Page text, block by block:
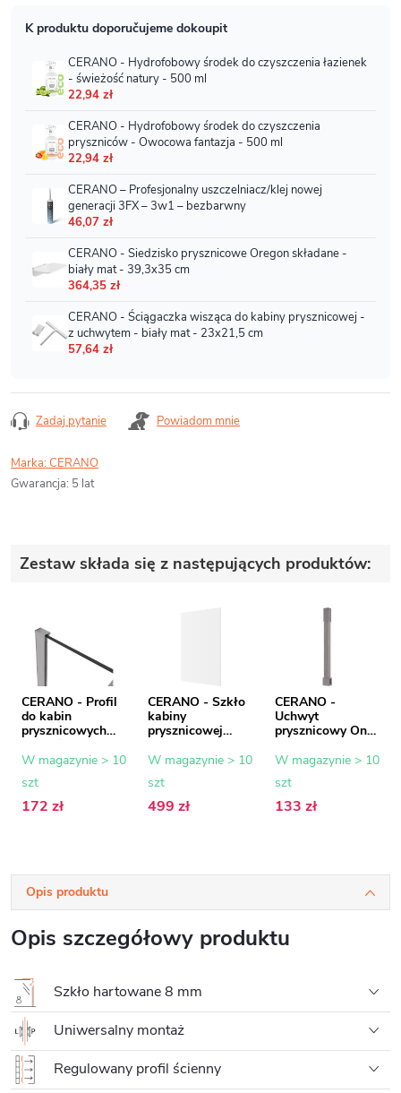
Zadaj pytanie Powiadom mnie
Marka:CERANO
Gwarancja: 5 lat
Zestaw składa się z następujących produktów:
CERANO - Profil
do kabin
prysznicowych
mm - chrom - 15
W magazynie > 10
szt
172 zł
CERANO - Szkło
kabiny
prysznicowej
szkło
80x200 cm
W magazynie > 10
szt
499 zł
CERANO -
Uchwyt
prysznicowy Onyx
pionowy do sufitu
W magazynie > 10
szt
133 zł
Opis produktu
Opis szczegółowy produktu
Szkło hartowane 8 mm
Uniwersalny montaż
Regulowany profil ścienny